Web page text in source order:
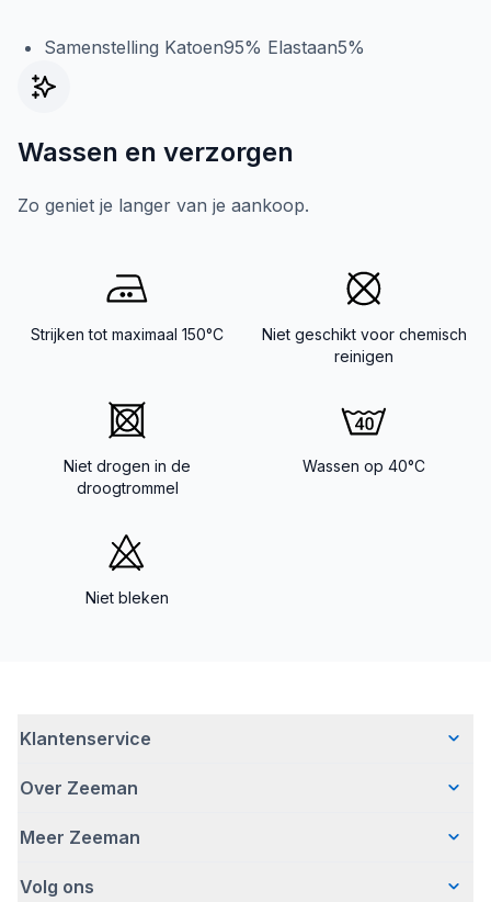
Samenstelling Katoen95% Elastaan5%
Wassen en verzorgen
Zo geniet je langer van je aankoop.
Strijken tot maximaal 150°C
Niet geschikt voor chemisch
reinigen
Niet drogen in de
droogtrommel
Wassen op 40°C
Niet bleken
Klantenservice
Veelgestelde vragen
Bezorgen
Over Zeeman
Wie wij zijn
Hoe wij verantwoord ondernemen
Meer Zeeman
Veiligheidswaarschuwing
Volg ons